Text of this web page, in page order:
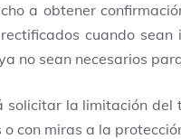
a obtener
cuando
no sean necesarios
solicitar la limitación
con miras a la